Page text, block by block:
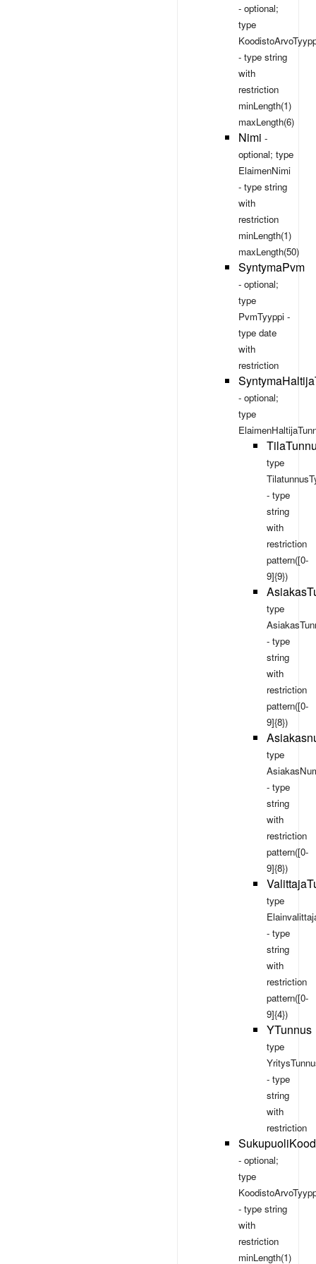
- optional;
type
- type string
with
restriction
minLength(1)
maxLength(6)
Nimi -
optional; type
ElaimenNimi
- type string
with
restriction
minLength(1)
maxLength(50)
SyntymaPvm
- optional;
type
PvmTyyppi -
type date
with
restriction
- optional;
type
type
- type
string
with
restriction
pattern([0-
9]{9})
type
- type
string
with
restriction
pattern([0-
9]{8})
type
- type
string
with
restriction
pattern([0-
9]{8})
type
- type
string
with
restriction
pattern([0-
9]{4})
YTunnus
type
- type
string
with
restriction
- optional;
type
- type string
with
restriction
minLength(1)